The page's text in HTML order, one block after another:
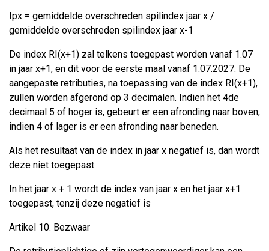
Ipx = gemiddelde overschreden spilindex jaar x /
gemiddelde overschreden spilindex jaar x-1
De index RI(x+1) zal telkens toegepast worden vanaf 1.07
in jaar x+1, en dit voor de eerste maal vanaf 1.07.2027. De
aangepaste retributies, na toepassing van de index RI(x+1),
zullen worden afgerond op 3 decimalen. Indien het 4de
decimaal 5 of hoger is, gebeurt er een afronding naar boven,
indien 4 of lager is er een afronding naar beneden.
Als het resultaat van de index in jaar x negatief is, dan wordt
deze niet toegepast.
In het jaar x + 1 wordt de index van jaar x en het jaar x+1
toegepast, tenzij deze negatief is
Artikel 10. Bezwaar